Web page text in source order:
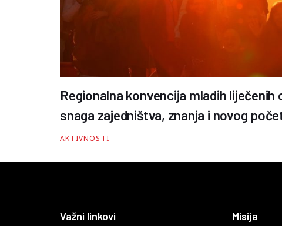
Regionalna konvencija mladih liječenih
snaga zajedništva, znanja i novog
AKTIVNOSTI
Važni linkovi Misija